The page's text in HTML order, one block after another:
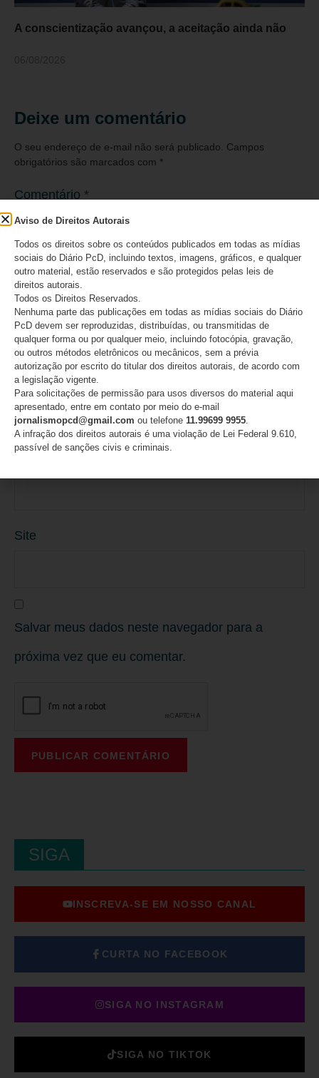
A conscientização avançou, a aceitação ainda não
Deixe um comentário
O seu endereço de e-mail não será publicado. Campos
obrigatórios são marcados com *
Comentário *
Nome*
Site
Salvar meus dados neste navegador para a
próxima vez que eu comentar.
SIGA
INSCREVA-SE EM NOSSO CANAL
CURTA NO FACEBOOK
SIGA NO INSTAGRAM
SIGA NO TIKTOK
Aviso de Direitos Autorais
Todos os direitos sobre os conteúdos publicados em todas as mídias
sociais do Diário PcD, incluindo textos, imagens, gráficos, e qualquer
outro material, estão reservados e são protegidos pelas leis de
direitos autorais.
Todos os Direitos Reservados.
Nenhuma parte das publicações em todas as mídias sociais do Diário
PcD devem ser reproduzidas, distribuídas, ou transmitidas de
qualquer forma ou por qualquer meio, incluindo fotocópia, gravação,
ou outros métodos eletrônicos ou mecânicos, sem a prévia
autorização por escrito do titular dos direitos autorais, de acordo com
a legislação vigente.
Para solicitações de permissão para usos diversos do material aqui
apresentado, entre em contato por meio do e-mail
jornalismopcd@gmail.com ou telefone 11.99699 9955.
A infração dos direitos autorais é uma violação de Lei Federal 9.610,
passível de sanções civis e criminais.